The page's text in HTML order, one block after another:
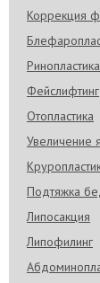
Коррекция
Ринопластика
Фейслифтинг
Отопластика
Увеличение
Подтяжка
Липосакция
Липофилинг